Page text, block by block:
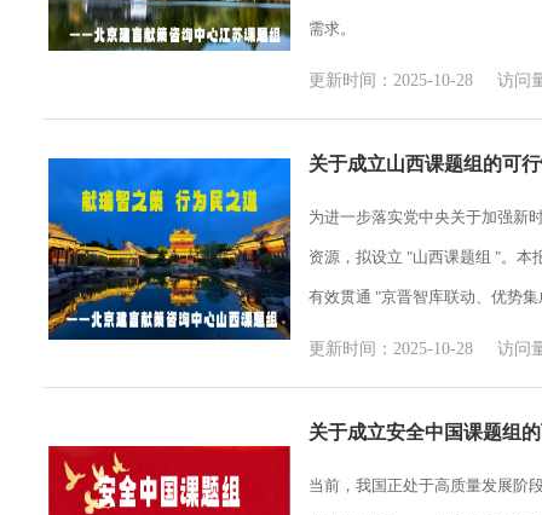
需求。
更新时间：2025-10-28 访问
关于成立山西课题组的可
为进一步落实党中央关于加强新
资源，拟设立 "山西课题组 "。本
有效贯通 "京晋智库联动、优势
更新时间：2025-10-28 访问
关于成立安全中国课题组
当前，我国正处于高质量发展阶